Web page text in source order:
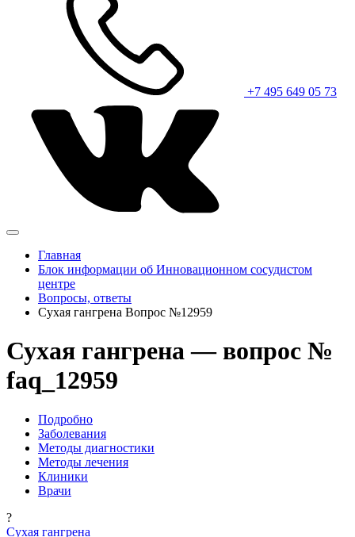
+7 495 649 05 73
Главная
Блок информации об Инновационном сосудистом
центре
Вопросы, ответы
Сухая гангрена Вопрос №12959
Сухая гангрена — вопрос №
faq_12959
Подробно
Заболевания
Методы диагностики
Методы лечения
Клиники
Врачи
?
Сухая гангрена